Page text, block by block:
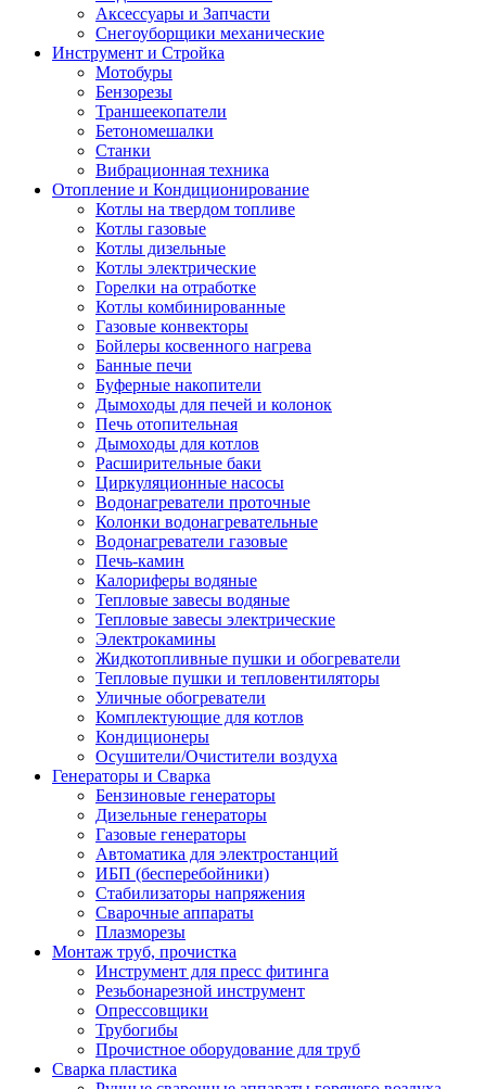
Аксессуары и Запчасти
Снегоуборщики механические
Инструмент и Стройка
Мотобуры
Бензорезы
Траншеекопатели
Бетономешалки
Станки
Вибрационная техника
Отопление и Кондиционирование
Котлы на твердом топливе
Котлы газовые
Котлы дизельные
Котлы электрические
Горелки на отработке
Котлы комбинированные
Газовые конвекторы
Бойлеры косвенного нагрева
Банные печи
Буферные накопители
Дымоходы для печей и колонок
Печь отопительная
Дымоходы для котлов
Расширительные баки
Циркуляционные насосы
Водонагреватели проточные
Колонки водонагревательные
Водонагреватели газовые
Печь-камин
Калориферы водяные
Тепловые завесы водяные
Тепловые завесы электрические
Электрокамины
Жидкотопливные пушки и обогреватели
Тепловые пушки и тепловентиляторы
Уличные обогреватели
Комплектующие для котлов
Кондиционеры
Осушители/Очистители воздуха
Генераторы и Сварка
Бензиновые генераторы
Дизельные генераторы
Газовые генераторы
Автоматика для электростанций
ИБП (бесперебойники)
Стабилизаторы напряжения
Сварочные аппараты
Плазморезы
Монтаж труб, прочистка
Инструмент для пресс фитинга
Резьбонарезной инструмент
Опрессовщики
Трубогибы
Прочистное оборудование для труб
Сварка пластика